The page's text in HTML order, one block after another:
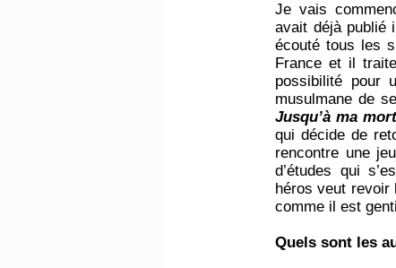
Je vais
avait déjà publié
écouté tous les
France et il
possibilité pour
musulmane de
Jusqu’à ma
qui décide de
rencontre une
d’études qui
héros veut revoir
comme il est
Quels sont les